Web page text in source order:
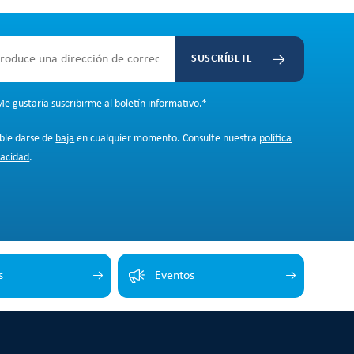
SUSCRÍBETE
gustaría suscribirme al boletín informativo.*
darse de baja en cualquier momento. Consulte nuestra política
.
Eventos